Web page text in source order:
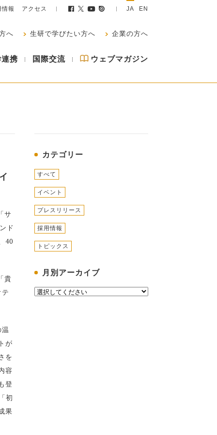
情報 アクセス JA EN
へ 生研で学びたい方へ 企業の方へ
携 国際交流 ウェブマガジン
サ
ド
40
貴
が
を
容
登
初
果
カテゴリー
すべて
イベント
プレスリリース
採用情報
トピックス
月別アーカイブ